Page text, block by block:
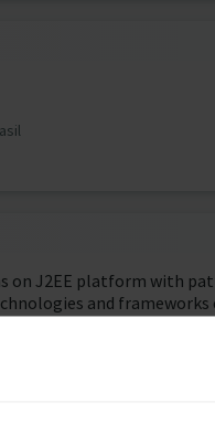
J2EE platform with
and
to a good